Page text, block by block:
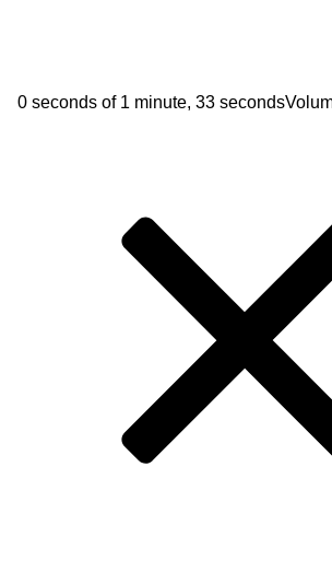
0 seconds of 1 minute, 33 seconds